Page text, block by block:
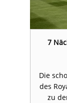
7
Die
des
zu